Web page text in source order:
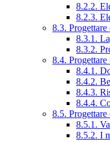
8.2.2.
8.2.3.
8.3. Progettare
8.3.1.
8.3.2.
8.4.
8.4.1.
8.4.2.
8.4.3.
8.4.4.
8.5.
8.5.1.
8.5.2. I